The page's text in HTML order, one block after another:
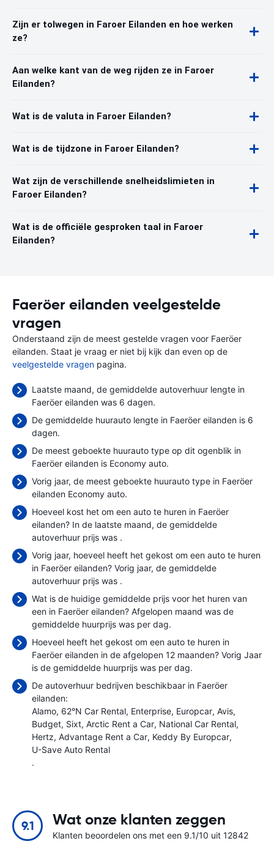
Zijn er tolwegen in Faroer Eilanden en hoe werken
ze?
Aan welke kant van de weg rijden ze in Faroer
Eilanden?
Wat is de valuta in Faroer Eilanden?
Wat is de tijdzone in Faroer Eilanden?
Wat zijn de verschillende snelheidslimieten in
Faroer Eilanden?
Wat is de officiële gesproken taal in Faroer
Eilanden?
Faeröer eilanden veelgestelde
vragen
Onderstaand zijn de meest gestelde vragen voor Faeröer
eilanden. Staat je vraag er niet bij kijk dan even op de
veelgestelde vragen pagina.
Laatste maand, de gemiddelde autoverhuur lengte in
Faeröer eilanden was 6 dagen.
De gemiddelde huurauto lengte in Faeröer eilanden is 6
dagen.
De meest geboekte huurauto type op dit ogenblik in
Faeröer eilanden is Economy auto.
Vorig jaar, de meest geboekte huurauto type in Faeröer
eilanden Economy auto.
Hoeveel kost het om een auto te huren in Faeröer
eilanden? In de laatste maand, de gemiddelde
autoverhuur prijs was .
Vorig jaar, hoeveel heeft het gekost om een auto te huren
in Faeröer eilanden? Vorig jaar, de gemiddelde
autoverhuur prijs was .
Wat is de huidige gemiddelde prijs voor het huren van
een in Faeröer eilanden? Afgelopen maand was de
gemiddelde huurprijs was per dag.
Hoeveel heeft het gekost om een auto te huren in
Faeröer eilanden in de afgelopen 12 maanden? Vorig Jaar
is de gemiddelde huurprijs was per dag.
De autoverhuur bedrijven beschikbaar in Faeröer
eilanden:
Alamo 62°N Car Rental Enterprise Europcar Avis
Budget Sixt Arctic Rent a Car National Car Rental
Hertz Advantage Rent a Car Keddy By Europcar
U-Save Auto Rental
.
9.1 Wat onze klanten zeggen
Klanten beoordelen ons met een 9.1/10 uit 12842